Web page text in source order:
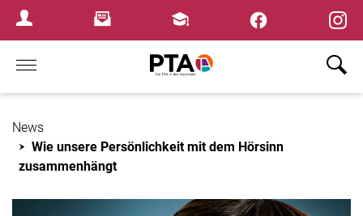
Login MenuNewsletterFortbildungen
Home
News
Wie unsere Persönlichkeit mit dem Hörsinn
zusammenhängt
×